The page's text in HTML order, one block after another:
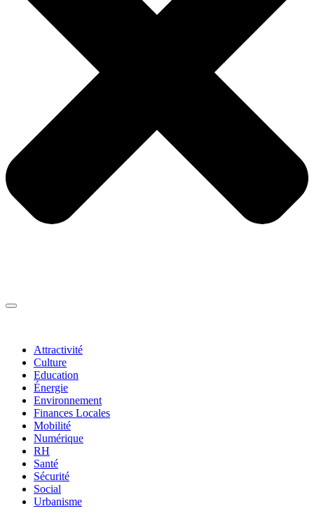
Attractivité
Culture
Education
Énergie
Environnement
Finances Locales
Mobilité
Numérique
RH
Santé
Sécurité
Social
Urbanisme